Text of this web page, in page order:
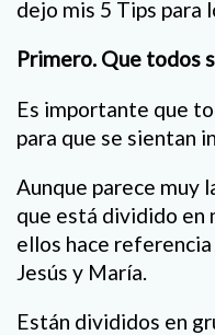
dejo mis 5 Tips para
Primero. Que todos
Es importante que
para que se sientan
Aunque parece muy
que está dividido en
ellos hace
Jesús y María.
Están divididos en